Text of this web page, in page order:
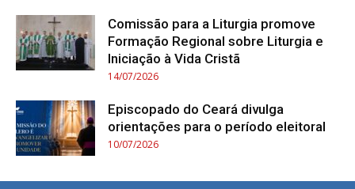
Comissão para a Liturgia promove
Formação Regional sobre Liturgia e
Iniciação à Vida Cristã
14/07/2026
Episcopado do Ceará divulga
orientações para o período eleitoral
10/07/2026